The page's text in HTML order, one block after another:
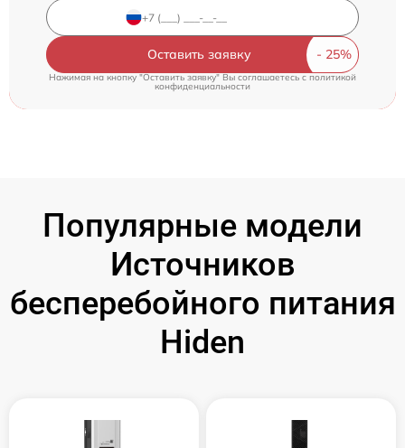
Оставить заявку
Нажимая на кнопку "Оставить заявку" Вы соглашаетесь c политикой
конфиденциальности
Популярные модели
Источников
бесперебойного питания
Hiden